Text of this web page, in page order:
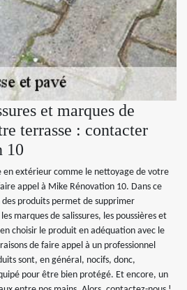
et marques de
terrasse : contacter
10
en extérieur comme le nettoyage de votre
appel à Mike Rénovation 10. Dans ce
produits permet de supprimer
marques de salissures, les poussières et
choisir le produit en adéquation avec le
de faire appel à un professionnel
sont, en général, nocifs, donc,
pour être bien protégé. Et encore, un